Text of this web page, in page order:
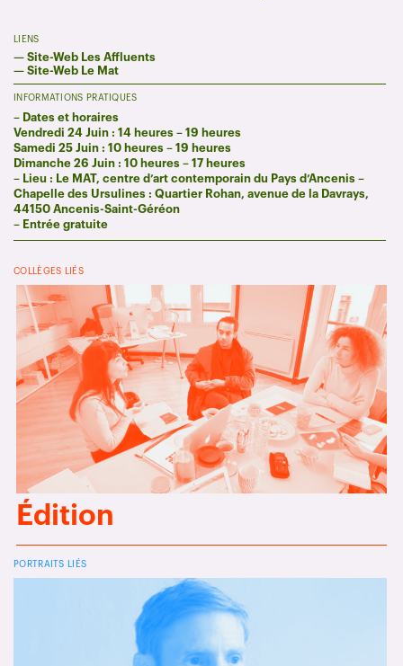
LIENS
— Site-Web Les Affluents
— Site-Web Le Mat
INFORMATIONS PRATIQUES
– Dates et horaires
Vendredi 24 Juin : 14 heures – 19 heures
Samedi 25 Juin : 10 heures – 19 heures
Dimanche 26 Juin : 10 heures – 17 heures
– Lieu : Le MAT, centre d’art contemporain du Pays d’Ancenis –
Chapelle des Ursulines : Quartier Rohan, avenue de la Davrays,
44150 Ancenis-Saint-Géréon
– Entrée gratuite
COLLÈGES LIÉS
Édition
PORTRAITS LIÉS